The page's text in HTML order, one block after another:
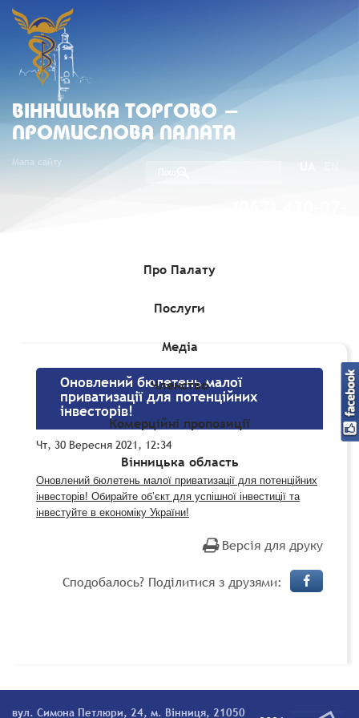
ВIННИЦЬКА ТОРГОВО -
ПРОМИСЛОВА ПАЛАТА
Мапа сайту
Про Палату
Послуги
Медіа
Членство
Комерційні пропозиції
Вінницька область
Комерційні пропозиції»Оновлений бюлетень малої
Оновлений бюлетень малої
приватизації для потенційних
інвесторів!
Чт, 30 Вересня 2021, 12:34
Оновлений бюлетень малої приватизації для потенційних
інвесторів! Обирайте об’єкт для успішної інвестиції та
інвестуйте в економіку України!
Версія для друку
Сподобалось? Поділитися з друзями:
вул. Симона Петлюри, 24, м. Вінниця, 21050